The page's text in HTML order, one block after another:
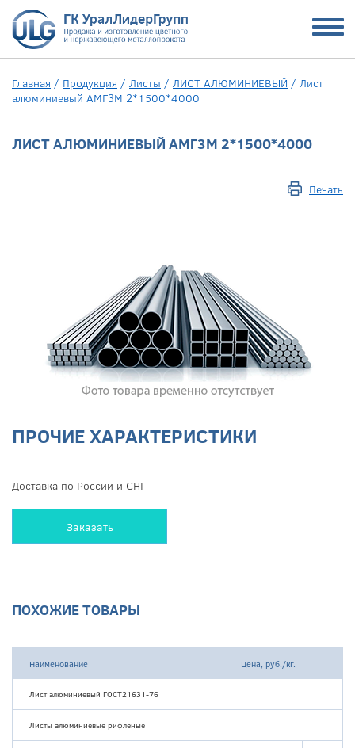
Главная / Продукция / Листы / ЛИСТ АЛЮМИНИЕВЫЙ / Лист
алюминиевый АМГ3М 2*1500*4000
ЛИСТ АЛЮМИНИЕВЫЙ АМГ3М 2*1500*4000
Печать
ПРОЧИЕ ХАРАКТЕРИСТИКИ
Доставка по России и СНГ
Заказать
ПОХОЖИЕ ТОВАРЫ
Наименование Цена, руб./кг.
Лист алюминиевый ГОСТ21631-76
Листы алюминиевые рифленые